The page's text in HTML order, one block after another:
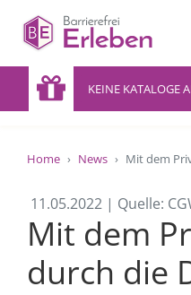
KEINE KATALOGE
Home News Mit dem
11.05.2022 | Quelle:
Mit dem
durch die